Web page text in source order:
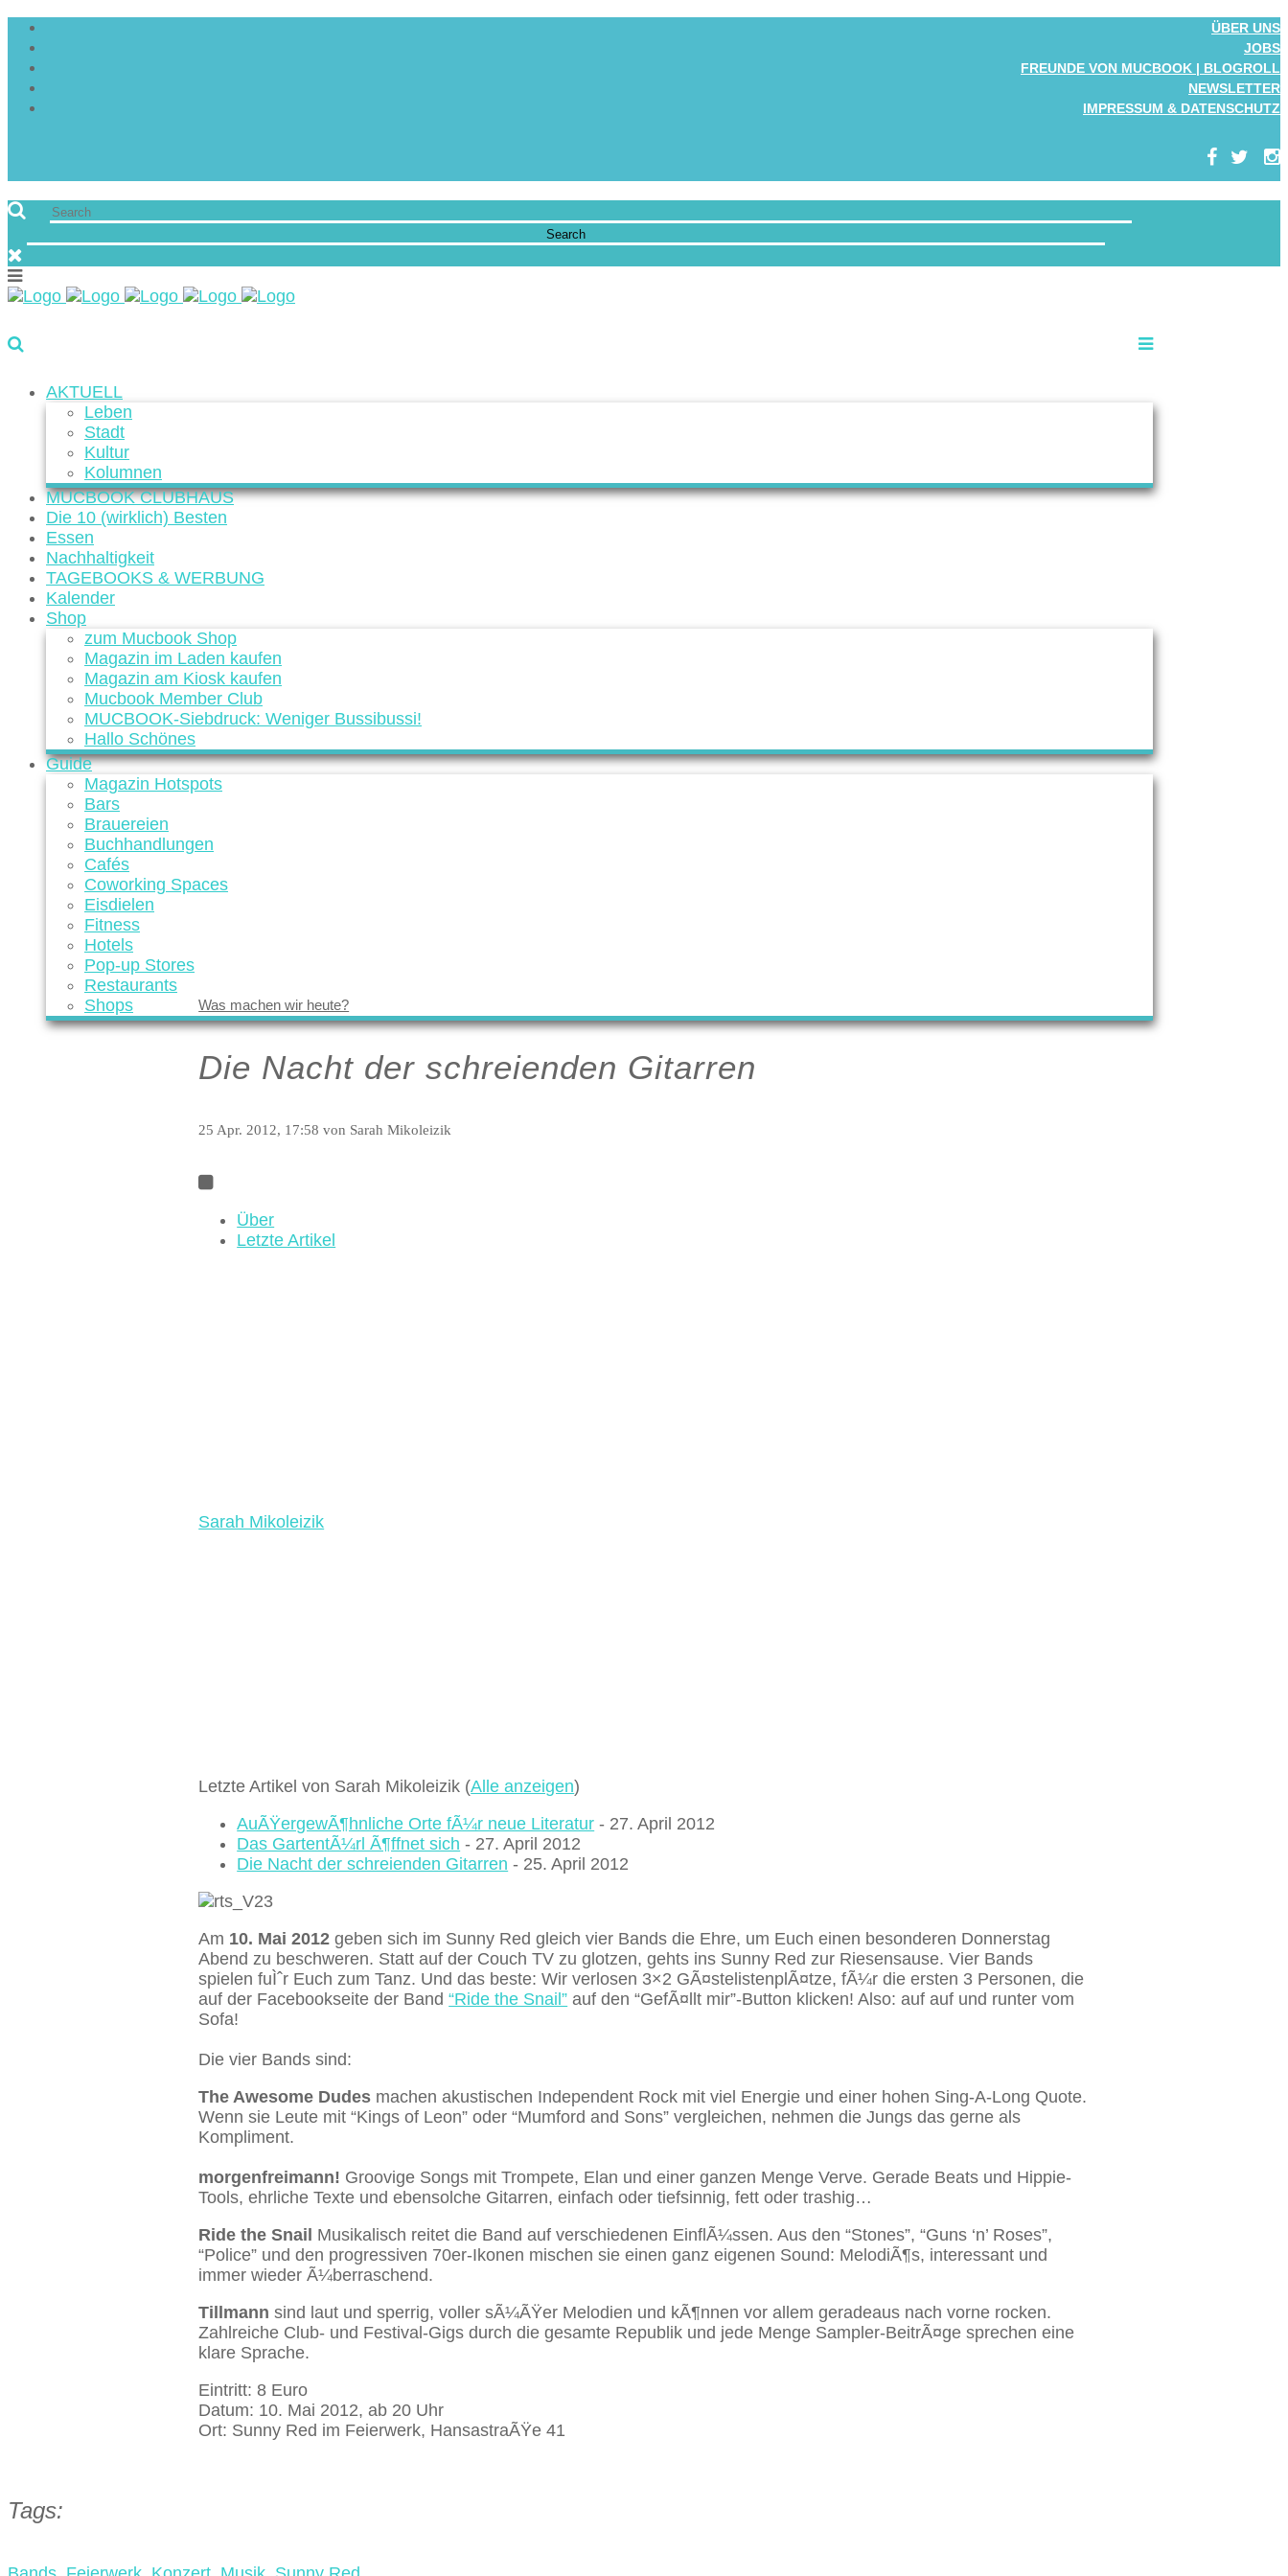
ÜBER UNS
JOBS
FREUNDE VON MUCBOOK | BLOGROLL
NEWSLETTER
IMPRESSUM & DATENSCHUTZ
AKTUELL
Leben
Stadt
Kultur
Kolumnen
MUCBOOK CLUBHAUS
Die 10 (wirklich) Besten
Essen
Nachhaltigkeit
TAGEBOOKS & WERBUNG
Kalender
Shop
zum Mucbook Shop
Magazin im Laden kaufen
Magazin am Kiosk kaufen
Mucbook Member Club
MUCBOOK-Siebdruck: Weniger Bussibussi!
Hallo Schönes
Guide
Magazin Hotspots
Bars
Brauereien
Buchhandlungen
Cafés
Coworking Spaces
Eisdielen
Fitness
Hotels
Pop-up Stores
Restaurants
Shops
Was machen wir heute?
Die Nacht der schreienden Gitarren
25 Apr. 2012, 17:58 von Sarah Mikoleizik
Über
Letzte Artikel
Sarah Mikoleizik
Letzte Artikel von Sarah Mikoleizik (Alle anzeigen)
AuÃŸergewÃ¶hnliche Orte fÃ¼r neue Literatur - 27. April 2012
Das GartentÃ¼rl Ã¶ffnet sich - 27. April 2012
Die Nacht der schreienden Gitarren - 25. April 2012
Am 10. Mai 2012 geben sich im Sunny Red gleich vier Bands die Ehre, um Euch einen besonderen Donnerstag
Abend zu beschweren. Statt auf der Couch TV zu glotzen, gehts ins Sunny Red zur Riesensause. Vier Bands
spielen fuÌˆr Euch zum Tanz. Und das beste: Wir verlosen 3×2 GÃ¤stelistenplÃ¤tze, fÃ¼r die ersten 3 Personen, die
auf der Facebookseite der Band“Ride the Snail” auf den “GefÃ¤llt mir”-Button klicken! Also: auf auf und runter vom
Sofa!
Die vier Bands sind:
The Awesome Dudes machen akustischen Independent Rock mit viel Energie und einer hohen Sing-A-Long Quote.
Wenn sie Leute mit “Kings of Leon” oder “Mumford and Sons” vergleichen, nehmen die Jungs das gerne als
Kompliment.
morgenfreimann! Groovige Songs mit Trompete, Elan und einer ganzen Menge Verve. Gerade Beats und Hippie-
Tools, ehrliche Texte und ebensolche Gitarren, einfach oder tiefsinnig, fett oder trashig…
Ride the Snail Musikalisch reitet die Band auf verschiedenen EinflÃ¼ssen. Aus den “Stones”, “Guns ‘n’ Roses”,
“Police” und den progressiven 70er-Ikonen mischen sie einen ganz eigenen Sound: MelodiÃ¶s, interessant und
immer wieder Ã¼berraschend.
Tillmann sind laut und sperrig, voller sÃ¼ÃŸer Melodien und kÃ¶nnen vor allem geradeaus nach vorne rocken.
Zahlreiche Club- und Festival-Gigs durch die gesamte Republik und jede Menge Sampler-BeitrÃ¤ge sprechen eine
klare Sprache.
Eintritt: 8 Euro
Datum: 10. Mai 2012, ab 20 Uhr
Ort: Sunny Red im Feierwerk, HansastraÃŸe 41
Tags: